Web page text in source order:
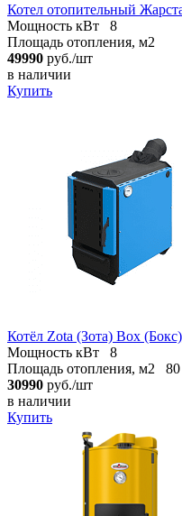
Котел отопительный
Мощность кВт
8
Площадь отопления, м2
49990 руб./шт
в наличии
Купить
Котёл Zota (Зота) Box
Мощность кВт
8
Площадь отопления, м2
80
30990 руб./шт
в наличии
Купить